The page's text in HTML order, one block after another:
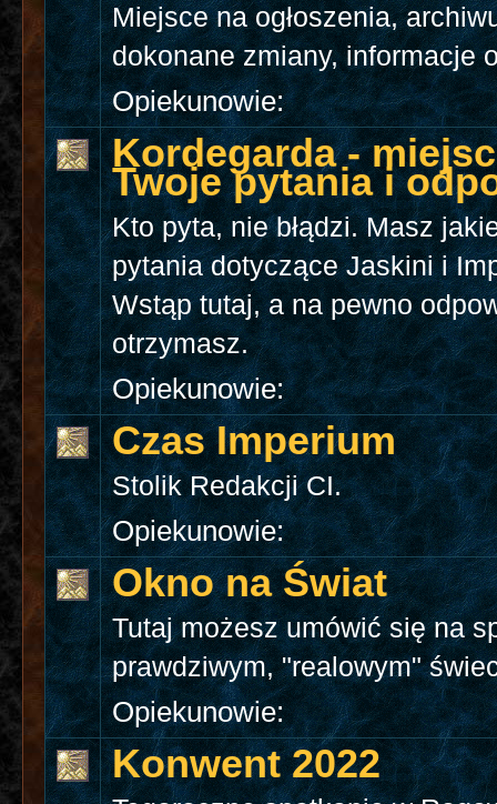
Miejsce na ogłoszenia,
dokonane zmiany, informacje
Opiekunowie:
Kordegarda -
Twoje pytania i
Kto pyta, nie błądzi. Masz
pytania dotyczące Jaskini i
Wstąp tutaj, a na pewno
otrzymasz.
Opiekunowie:
Czas Imperium
Stolik Redakcji CI.
Opiekunowie:
Okno na Świat
Tutaj możesz umówić się na
prawdziwym, "realowym"
Opiekunowie:
Konwent 2022